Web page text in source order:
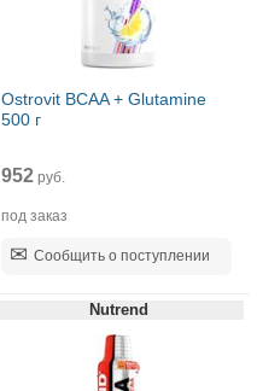
Ostrovit BCAA + Glutamine
500 г
952 руб.
под заказ
Сообщить о поступлении
Nutrend